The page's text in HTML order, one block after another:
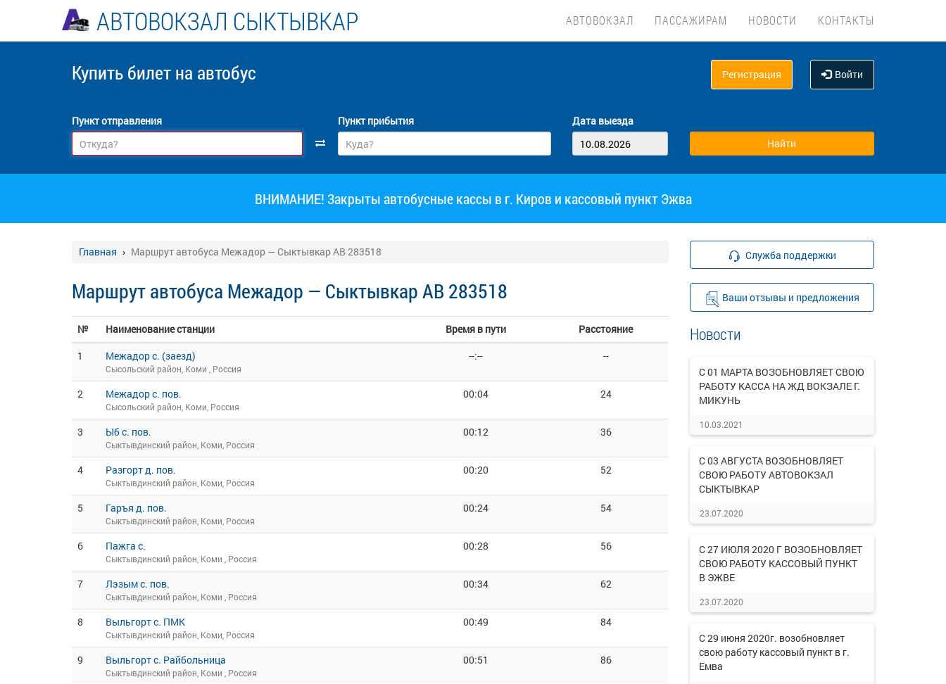
АВТОВОКЗАЛ СЫКТЫВКАР АВТОВОКЗАЛ ПАССАЖИРАМ НОВОСТИ КОНТАКТЫ
Купить билет на автобус Регистрация Войти
Пункт отправления Пункт прибытия Дата выезда
ВНИМАНИЕ! Закрыты автобусные кассы в г. Киров и кассовый пункт Эжва
Главная Маршрут автобуса Межадор — Сыктывкар АВ 283518
Маршрут автобуса Межадор — Сыктывкар АВ 283518
№ Наименование станции Время в пути
Расстояние
1
Межадор с. (заезд)
Сысольский район, Коми , Россия
--:-- --
2 Межадор с. пов.
Сысольский район, Коми, Россия
00:04 24
3 Ыб с. пов.
Сыктывдинский район, Коми, Россия
00:12 36
4 Разгорт д. пов.
Сыктывдинский район, Коми, Россия
00:20 52
5 Гаръя д. пов.
Сыктывдинский район, Коми, Россия
00:24 54
6 Пажга с.
Сыктывдинский район, Коми , Россия
00:28 56
7 Лэзым с. пов.
Сыктывдинский район, Коми , Россия
00:34 62
8 Выльгорт с. ПМК
Сыктывдинский район, Коми, Россия
00:49 84
9 Выльгорт с. Райбольница
Сыктывдинский район, Коми , Россия
00:51 86
Служба поддержки
Ваши отзывы и предложения
Новости
С 01 МАРТА ВОЗОБНОВЛЯЕТ СВОЮ
РАБОТУ КАССА НА ЖД ВОКЗАЛЕ Г.
МИКУНЬ
10.03.2021
С 03 АВГУСТА ВОЗОБНОВЛЯЕТ
СВОЮ РАБОТУ АВТОВОКЗАЛ
СЫКТЫВКАР
23.07.2020
С 27 ИЮЛЯ 2020 Г ВОЗОБНОВЛЯЕТ
СВОЮ РАБОТУ КАССОВЫЙ ПУНКТ
В ЭЖВЕ
23.07.2020
С 29 июня 2020г. возобновляет
свою работу кассовый пункт в г.
Емва